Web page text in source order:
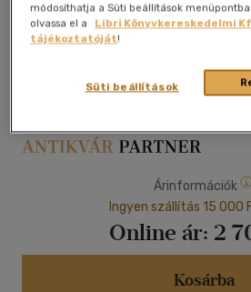
Kívánságlistához adom
Árinformációk
Ingyen szállítás 15
Online ár: 2
Kosárba
módosíthatja a Süti beállítások
olvassa el a
Libri Könyvkereskedelmi
tájékoztatóját!
Süti beállítások